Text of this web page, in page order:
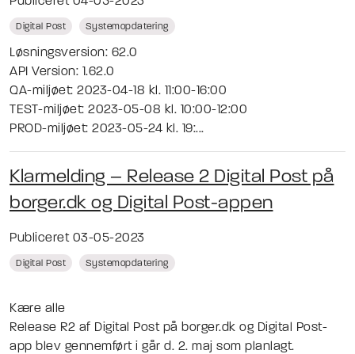
Digital Post Systemopdatering
Løsningsversion: 62.0
API Version: 1.62.0
QA-miljøet: 2023-04-18 kl. 11:00-16:00
TEST-miljøet: 2023-05-08 kl. 10:00-12:00
PROD-miljøet: 2023-05-24 kl. 19:...
Klarmelding – Release 2 Digital Post på
borger.dk og Digital Post-appen
Publiceret 03-05-2023
Digital Post Systemopdatering
Kære alle
Release R2 af Digital Post på borger.dk og Digital Post-
app blev gennemført i går d. 2. maj som planlagt.